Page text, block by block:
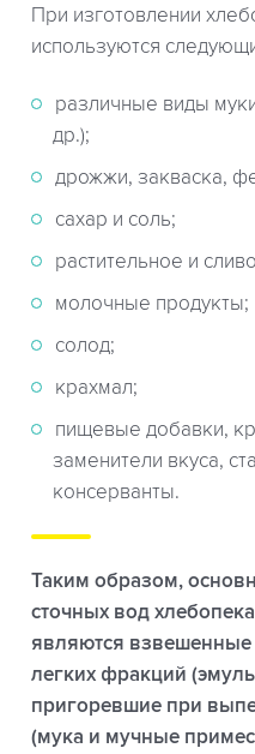
При изготовлении
используются
различные виды
др.);
дрожжи, закваска,
сахар и соль;
растительное и
молочные продукты;
солод;
крахмал;
пищевые добавки,
заменители вкуса,
консерванты.
Таким образом,
сточных вод
являются взвешенные
легких фракций
пригоревшие при
(мука и мучные